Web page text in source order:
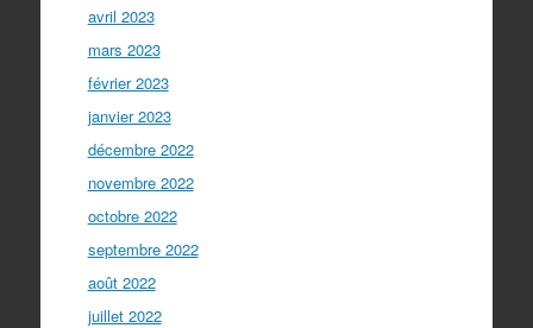
avril 2023
mars 2023
février 2023
janvier 2023
décembre 2022
novembre 2022
octobre 2022
septembre 2022
août 2022
juillet 2022